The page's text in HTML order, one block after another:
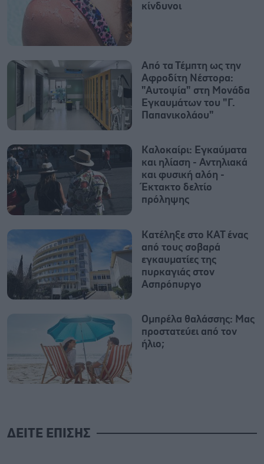
κίνδυνοι
Από τα Τέμπτη ως την
Αφροδίτη Νέστορα:
"Αυτοψία" στη Μονάδα
Εγκαυμάτων του "Γ.
Παπανικολάου"
Καλοκαίρι: Εγκαύματα
και ηλίαση - Αντηλιακά
και φυσική αλόη -
Έκτακτο δελτίο
πρόληψης
Κατέληξε στο ΚΑΤ ένας
από τους σοβαρά
εγκαυματίες της
πυρκαγιάς στον
Ασπρόπυργο
Ομπρέλα θαλάσσης: Μας
προστατεύει από τον
ήλιο;
ΔΕΙΤΕ ΕΠΙΣΗΣ